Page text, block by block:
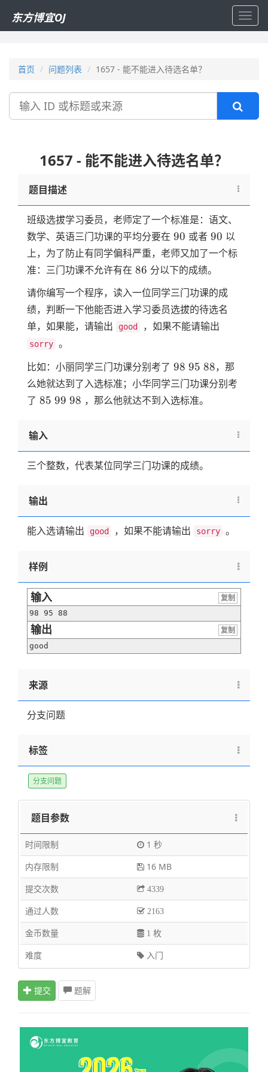
东方博宜OJ
首页 问题列表 1657 - 能不能进入待选名单？
搜
1657 - 能不能进入待选名单？
题目描述
班级选拔学习委员，老师定了一个标准是：语文、
数学、英语三门功课的平均分要在 90
90 或者 90
90 以
上，为了防止有同学偏科严重，老师又加了一个标
准：三门功课不允许有在 86
86 分以下的成绩。
请你编写一个程序，读入一位同学三门功课的成
绩，判断一下他能否进入学习委员选拔的待选名
单，如果能，请输出
good ，如果不能请输出
sorry 。
比如：小丽同学三门功课分别考了 98
98 95
95 88
88，那
么她就达到了入选标准；小华同学三门功课分别考
了 85
85 99
99 98
98 ，那么他就达不到入选标准。
输入
三个整数，代表某位同学三门功课的成绩。
输出
能入选请输出 good ，如果不能请输出 sorry 。
样例
输入
复制
98 95 88
输出
复制
good
来源
分支问题
标签
分支问题
题目参数
时间限制
1 秒
内存限制
16 MB
提交次数
4339
通过人数 2163
金币数量 1 枚
难度 入门
提交 题解